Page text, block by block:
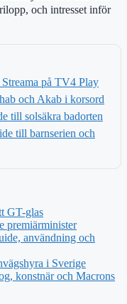
och intresset inför
på TV4 Play
och Akab i korsord
till solsäkra badorten
till barnserien och
GT-glas
premiärminister
användning och
i Sverige
konstnär och Macrons